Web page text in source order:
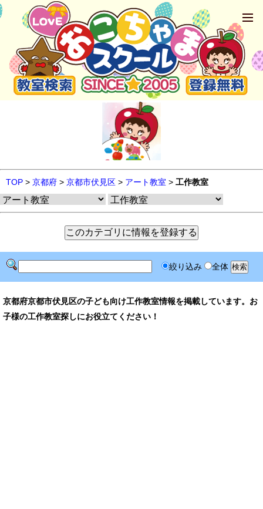
TOP > 京都府 > 京都市伏見区 > アート教室 > 工作教室
絞り込み 全体
京都府京都市伏見区の子ども向け工作教室情報を掲載しています。お
子様の工作教室探しにお役立てください！